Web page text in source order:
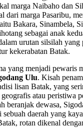
marga Naibaho dan
dari marga Pasaribu,
Bakara, Sinambela,
sebagai anak
urutan silsilah yang
kekerabatan Batak.
yang menjadi pewaris
Ulu. Kisah
lisan Batak, yang
atau peristiwa
beranjak dewasa,
daerah yang
rotan dikenal